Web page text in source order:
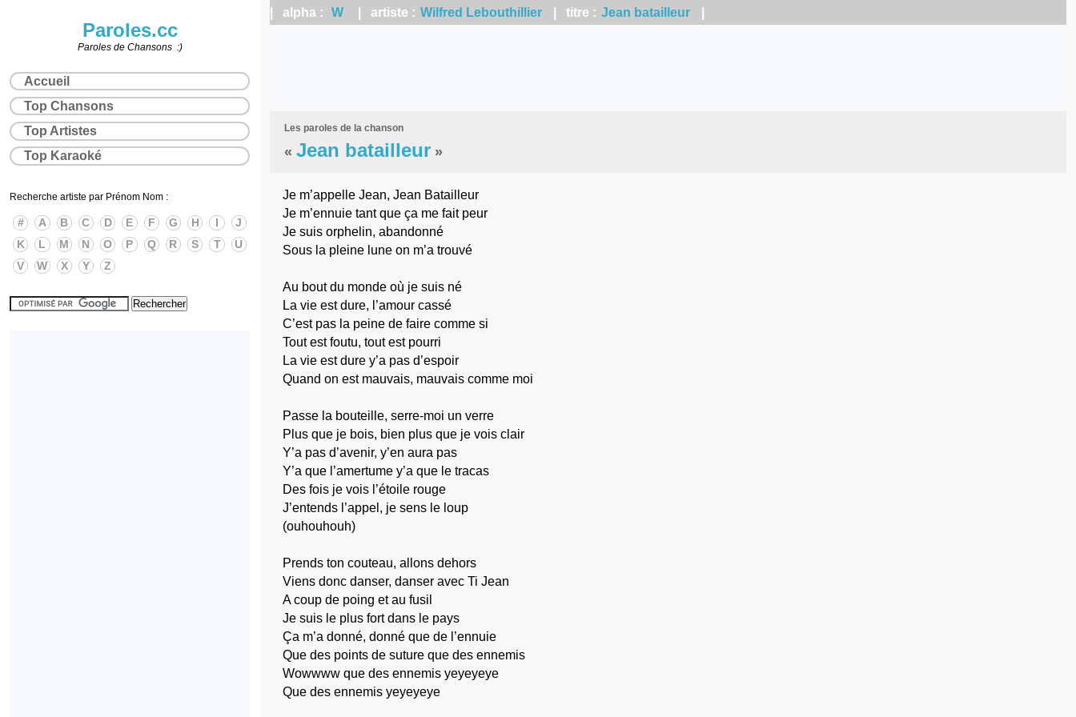
| alpha : W | artiste : Wilfred Lebouthillier | titre : Jean batailleur
Les paroles de la chanson
« Jean batailleur »
Je m’appelle Jean, Jean Batailleur
Je m’ennuie tant que ça me fait peur
Je suis orphelin, abandonné
Sous la pleine lune on m’a trouvé
Au bout du monde où je suis né
La vie est dure, l’amour cassé
C’est pas la peine de faire comme si
Tout est foutu, tout est pourri
La vie est dure y’a pas d’espoir
Quand on est mauvais, mauvais comme moi
Passe la bouteille, serre-moi un verre
Plus que je bois, bien plus que je vois clair
Y’a pas d’avenir, y’en aura pas
Y’a que l’amertume y’a que le tracas
Des fois je vois l’étoile rouge
J’entends l’appel, je sens le loup
(ouhouhouh)
Prends ton couteau, allons dehors
Viens donc danser, danser avec Ti Jean
A coup de poing et au fusil
Je suis le plus fort dans le pays
Ça m’a donné, donné que de l’ennuie
Que des points de suture que des ennemis
Wowwww que des ennemis yeyeyeye
Que des ennemis yeyeyeye
Paroles.cc
Paroles de Chansons :)
Accueil
Top Chansons
Top Artistes
Top Karaoké
Recherche artiste par Prénom Nom :
# A B C D E F G H I
J
K
L M N O P Q R S T
U
V
W X Y Z